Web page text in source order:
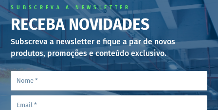
SUBSCREVA A NEWSLETTER
RECEBA NOVIDADES
Subscreva a newsletter e fique a par de novos
produtos, promoções e conteúdo exclusivo.